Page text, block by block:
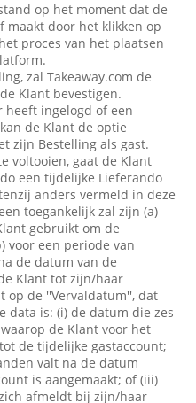
op het moment dat de
maakt door het klikken op
proces van het plaatsen
zal Takeaway.com de
Klant bevestigen.
heeft ingelogd of een
de Klant de optie
zijn Bestelling als gast.
voltooien, gaat de Klant
een tijdelijke Lieferando
anders vermeld in deze
toegankelijk zal zijn (a)
gebruikt om de
voor een periode van
de datum van de
Klant tot zijn/haar
op de ''Vervaldatum'', dat
data is: (i) de datum die zes
de Klant voor het
de tijdelijke gastaccount;
valt na de datum
is aangemaakt; of (iii)
afmeldt bij zijn/haar